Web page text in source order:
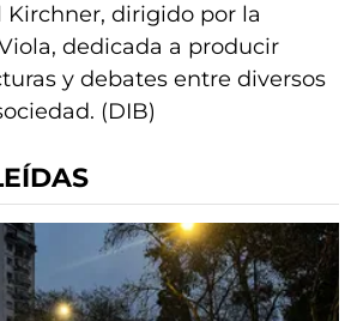
Kirchner, dirigido por la
dedicada a producir
y debates entre diversos
(DIB)